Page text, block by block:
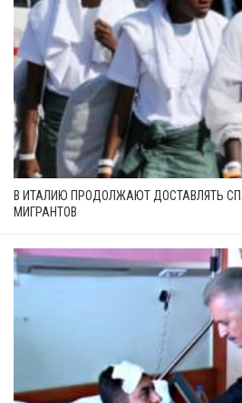
В ИТАЛИЮ ПРОДОЛЖАЮТ ДОСТАВЛЯТЬ
МИГРАНТОВ